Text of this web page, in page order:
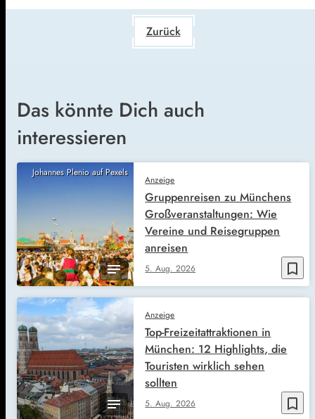
Zurück
Das könnte Dich auch
interessieren
Johannes Plenio auf Pexels
bookmark_border
Anzeige
5. Aug. 2026
Gruppenreisen zu Münchens
Großveranstaltungen: Wie
Vereine und Reisegruppen
anreisen
bookmark_border
Anzeige
5. Aug. 2026
Top-Freizeitattraktionen in
München: 12 Highlights, die
Touristen wirklich sehen
sollten